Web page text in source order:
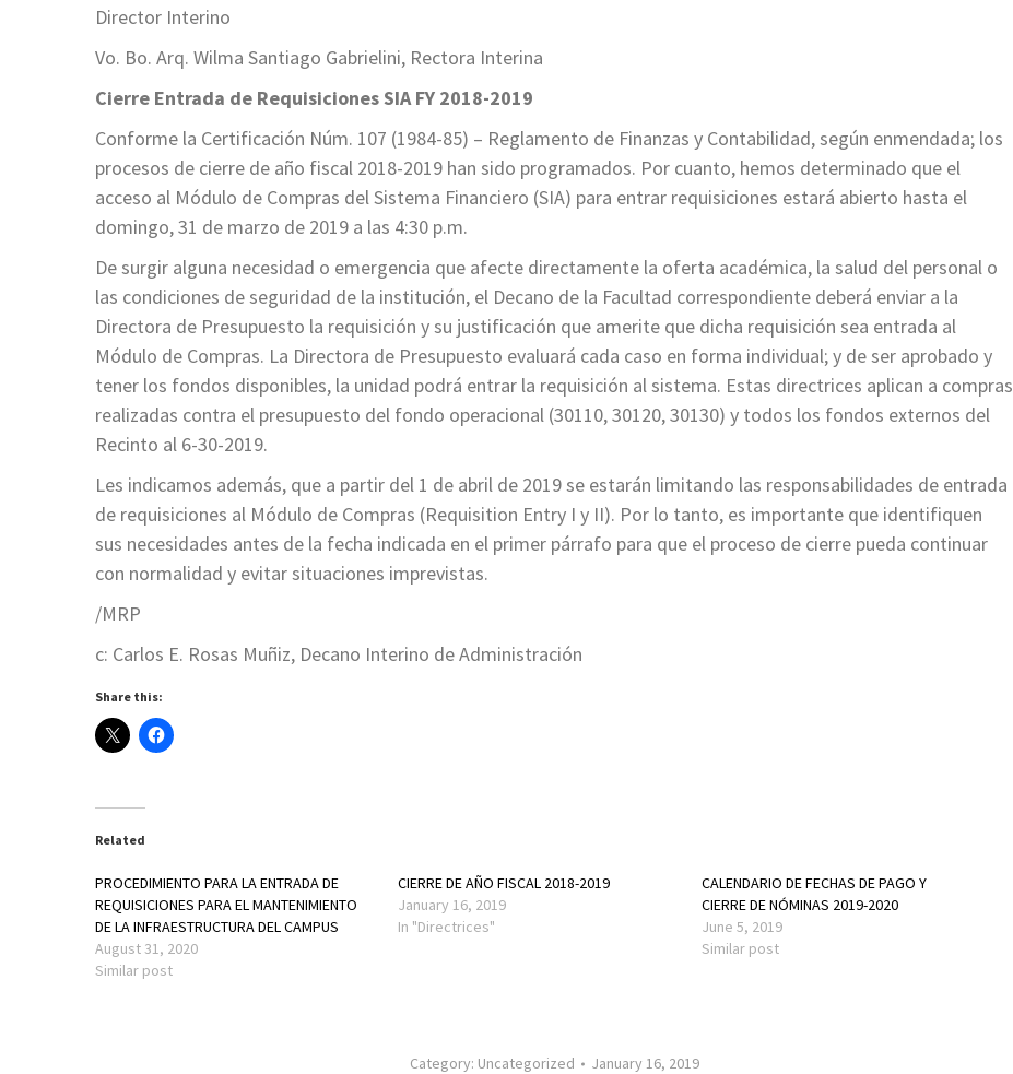
Director Interino
Vo. Bo. Arq. Wilma Santiago Gabrielini, Rectora Interina
Cierre Entrada de Requisiciones SIA FY 2018-2019
Conforme la Certificación Núm. 107 (1984-85) – Reglamento de Finanzas y Contabilidad, según enmendada; los
procesos de cierre de año fiscal 2018-2019 han sido programados. Por cuanto, hemos determinado que el
acceso al Módulo de Compras del Sistema Financiero (SIA) para entrar requisiciones estará abierto hasta el
domingo, 31 de marzo de 2019 a las 4:30 p.m.
De surgir alguna necesidad o emergencia que afecte directamente la oferta académica, la salud del personal o
las condiciones de seguridad de la institución, el Decano de la Facultad correspondiente deberá enviar a la
Directora de Presupuesto la requisición y su justificación que amerite que dicha requisición sea entrada al
Módulo de Compras. La Directora de Presupuesto evaluará cada caso en forma individual; y de ser aprobado y
tener los fondos disponibles, la unidad podrá entrar la requisición al sistema. Estas directrices aplican a compras
realizadas contra el presupuesto del fondo operacional (30110, 30120, 30130) y todos los fondos externos del
Recinto al 6-30-2019.
Les indicamos además, que a partir del 1 de abril de 2019 se estarán limitando las responsabilidades de entrada
de requisiciones al Módulo de Compras (Requisition Entry I y II). Por lo tanto, es importante que identifiquen
sus necesidades antes de la fecha indicada en el primer párrafo para que el proceso de cierre pueda continuar
con normalidad y evitar situaciones imprevistas.
/MRP
c: Carlos E. Rosas Muñiz, Decano Interino de Administración
Share this:
Related
PROCEDIMIENTO PARA LA ENTRADA DE
REQUISICIONES PARA EL MANTENIMIENTO
DE LA INFRAESTRUCTURA DEL CAMPUS
August 31, 2020
Similar post
CIERRE DE AÑO FISCAL 2018-2019
January 16, 2019
In "Directrices"
CALENDARIO DE FECHAS DE PAGO Y
CIERRE DE NÓMINAS 2019-2020
June 5, 2019
Similar post
Category: Uncategorized January 16, 2019